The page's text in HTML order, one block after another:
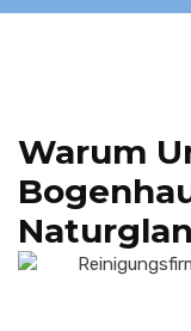
Warum